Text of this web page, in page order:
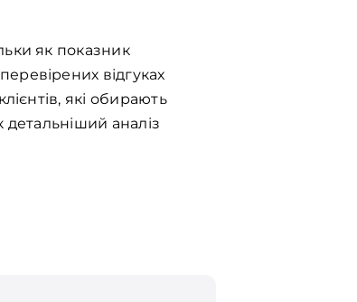
як показник
відгуках
які обирають
аналіз